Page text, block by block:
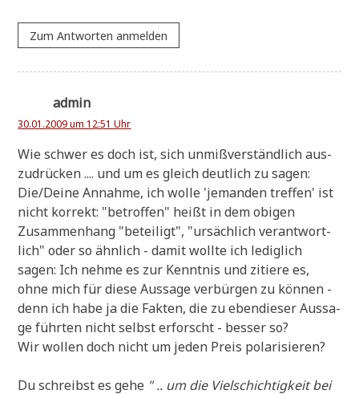
Zum Antworten anmelden
admin
30.01.2009 um 12:51 Uhr
Wie schwer es doch ist, sich unmiß­ver­ständ­lich aus­
zu­drücken .... und um es gleich deut­lich zu sagen:
Die/Deine Annah­me, ich wol­le 'jeman­den tref­fen' ist
nicht kor­rekt: "betrof­fen" heißt in dem obi­gen
Zusam­men­hang "betei­ligt", "ursäch­lich ver­ant­wort­
lich" oder so ähn­lich - damit woll­te ich ledig­lich
sagen: Ich neh­me es zur Kennt­nis und zitie­re es,
ohne mich für die­se Aus­sa­ge ver­bür­gen zu kön­nen -
denn ich habe ja die Fak­ten, die zu eben­die­ser Aus­sa­
ge führ­ten nicht selbst erforscht - bes­ser so?
Wir wol­len doch nicht um jeden Preis polarisieren?
Du schreibst es gehe " .. um die Viel­schich­tig­keit bei